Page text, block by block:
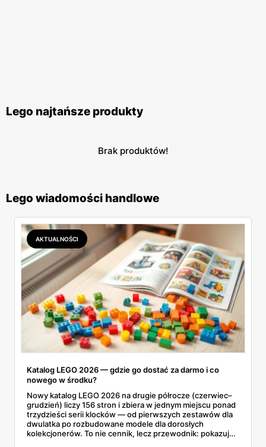
Lego najtańsze produkty
Brak produktów!
Lego wiadomości handlowe
AKTUALNOŚCI
Katalog LEGO 2026 — gdzie go dostać za darmo i co
nowego w środku?
Nowy katalog LEGO 2026 na drugie półrocze (czerwiec–
grudzień) liczy 156 stron i zbiera w jednym miejscu ponad
trzydzieści serii klocków — od pierwszych zestawów dla
dwulatka po rozbudowane modele dla dorosłych
kolekcjonerów. To nie cennik, lecz przewodnik: pokazuje,